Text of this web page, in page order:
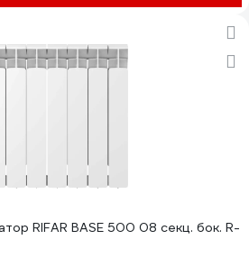
RIFAR BASE 500 08 секц. бок. R-